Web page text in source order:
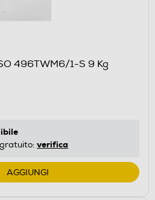
496TWM6/1-S 9 Kg
verifica
AGGIUNGI